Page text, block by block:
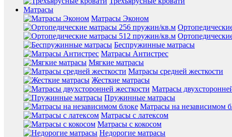
Матрасы
Матрасы Эконом
Беспружинные матрасы
Матрасы Антистрес
Мягкие матрасы
Матрасы средней жесткости
Жесткие матрасы
Матрасы
Пружинные матрасы
Матрасы на независимом
Матрасы с латексом
Матрасы с кокосом
Недорогие матрасы